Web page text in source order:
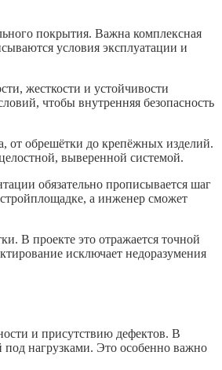
покрытия. Важна комплексная
условия эксплуатации и
жесткости и устойчивости
чтобы внутренняя безопасность
от обрешётки до крепёжных изделий.
выверенной системой.
обязательно прописывается шаг
а инженер сможет
В проекте это отражается точной
исключает недоразумения
и присутствию дефектов. В
нагрузками. Это особенно важно